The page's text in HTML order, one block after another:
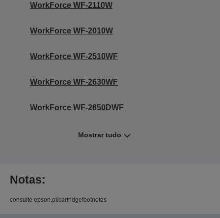
WorkForce WF-2110W
WorkForce WF-2010W
WorkForce WF-2510WF
WorkForce WF-2630WF
WorkForce WF-2650DWF
Mostrar tudo
Notas:
consulte epson.pt/cartridgefootnotes